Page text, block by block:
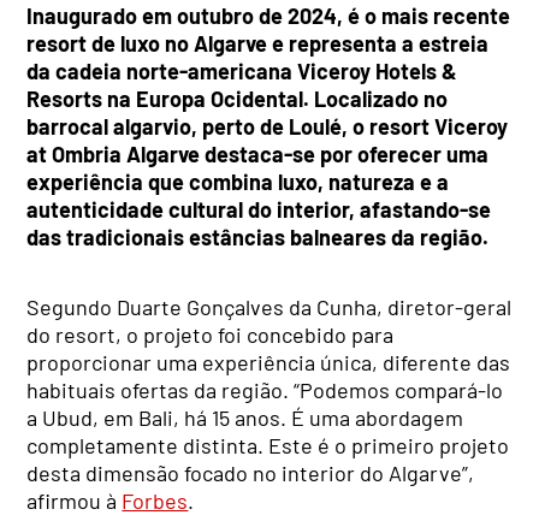
Inaugurado em outubro de 2024, é o mais recente
resort de luxo no Algarve e representa a estreia
da cadeia norte-americana Viceroy Hotels &
Resorts na Europa Ocidental. Localizado no
barrocal algarvio, perto de Loulé, o resortViceroy
at Ombria Algarve destaca-se por oferecer uma
experiência que combina luxo, natureza e a
autenticidade cultural do interior, afastando-se
das tradicionais estâncias balneares da região.
Segundo Duarte Gonçalves da Cunha, diretor-geral
do resort, o projeto foi concebido para
proporcionar uma experiência única, diferente das
habituais ofertas da região. “Podemos compará-lo
a Ubud, em Bali, há 15 anos. É uma abordagem
completamente distinta. Este é o primeiro projeto
desta dimensão focado no interior do Algarve”,
afirmou à Forbes.